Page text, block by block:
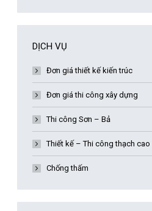
DỊCH VỤ
Đơn giá thiết kế kiến trúc
Đơn giá thi công xây dựng
Thi công Sơn – Bả
Thiết kế – Thi công thạch cao
Chống thấm